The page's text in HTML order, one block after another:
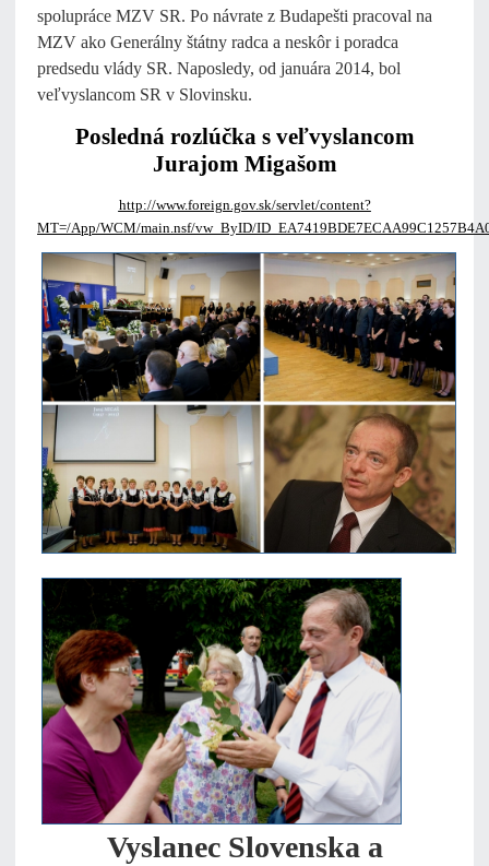
spolupráce MZV SR. Po návrate z Budapešti pracoval na
MZV ako Generálny štátny radca a neskôr i poradca
predsedu vlády SR. Naposledy, od januára 2014, bol
veľvyslancom SR v Slovinsku.
Posledná rozlúčka s veľvyslancom
Jurajom Migašom
http://www.foreign.gov.sk/servlet/content?
MT=/App/WCM/main.nsf/vw_ByID/
Vyslanec Slovenska a